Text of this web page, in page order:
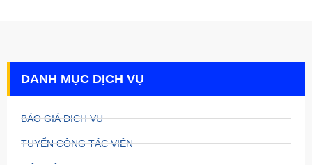
DANH MỤC DỊCH VỤ
BÁO GIÁ DỊCH VỤ
TUYỂN CỘNG TÁC VIÊN